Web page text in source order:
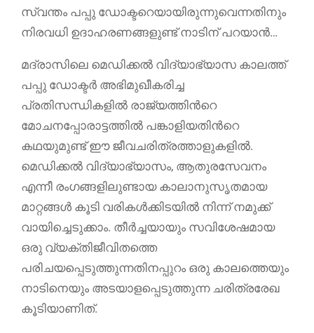
സ്വന്തം പപ്പു ഡോക്ടറെയായിരുന്നുവെന്നതിനും
നിരവധി ഉദാഹരണങ്ങളുണ്ട് നാടിന് പറയാൻ…
മദ്രാസിലെ മെഡിക്കൽ വിദ്യാഭ്യാസ കാലത്ത്
പപ്പു ഡോക്ടർ അഭിമുഖീകരിച്ച
പ്രതിസന്ധികളിൽ രാജ്യത്തിന്‍റെ
മോചനപ്പോരാട്ടത്തിൽ പങ്കാളിയതിന്‍റെ
കഥയുമുണ്ട് ഈ ജീവചരിത്രത്താളുകളിൽ.
മെഡിക്കൽ വിദ്യാഭ്യാസം, ആതുരസേവനം
എന്നീ രംഗങ്ങളിലുണ്ടായ കാലാനുസൃതമായ
മാറ്റങ്ങൾ കൂടി വരികൾക്കിടയിൽ നിന്ന് നമുക്ക്
വായിച്ചെടുക്കാം. തീർച്ചയായും സവിശേഷമായ
ഒരു വ്യക്തിജീവിതത്തെ
പരിചയപ്പെടുത്തുന്നതിനപ്പുറം ഒരു കാലത്തെയും
നാടിനെയും അടയാളപ്പെടുത്തുന്ന ചരിത്രരേഖ
കൂടിയാണിത്.